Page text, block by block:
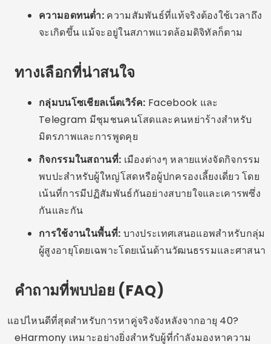
แอปไหนดีที่สุดสำหรับการหาคู่จริงจังหลังจากอายุ 40?
eHarmony เหมาะอย่างยิ่งสำหรับผู้ที่กำลังมองหาความ
อารมณ์และคุณค่า
การใช้แอปหาคู่จะปลอดภัยหรือไม่หากคุณหย่าร้าง?
ใช่ ตราบใดที่คุณใช้แพลตฟอร์มที่มีการยืนยันตัวตน อย่า
แชร์ข้อมูลที่ละเอียดอ่อนและจัดการประชุมในสถานที่
มีแอพพลิเคชั่นที่มุ่งเป้าเฉพาะผู้ที่มีอายุ 40 ขึ้นไปเท่านั้นหรือ
ใช่ แต่แอปอย่าง Bumble และ eHarmony ก็ให้บริการ
กลุ่มเป้าหมายนี้ได้ดีเช่นกัน SilverSingles และ
OurTime เป็นตัวเลือกอื่นสำหรับผู้ที่มีอายุ 50 ปีขึ้นไป
บทสรุป
ยากเลย ตรงกันข้ามเลย แอพหาคู่ได้รับการพัฒนาขึ้นเพื่อ